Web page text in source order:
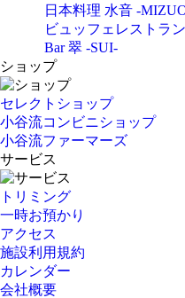
日本料理 水音 -
ビュッフェレストラ
Bar 翠 -SUI-
ショップ
セレクトショップ
小谷流コンビニショップ
小谷流ファーマーズ
サービス
トリミング
一時お預かり
アクセス
施設利用規約
カレンダー
会社概要